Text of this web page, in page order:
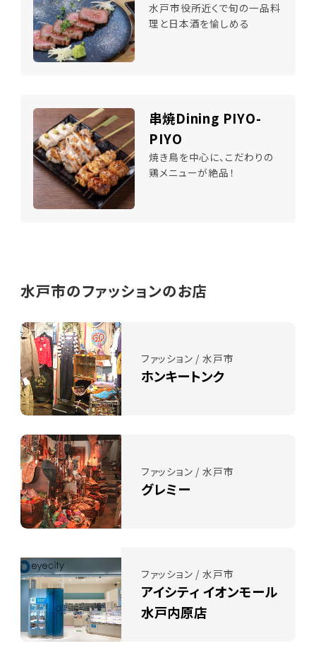
水戸市役所近くで旬の一品料
理と日本酒を愉しめる
串焼Dining PIYO-
PIYO
焼き鳥を中心に、こだわりの
鶏メニューが絶品！
水戸市のファッションのお店
ファッション / 水戸市
ホンキートンク
ファッション / 水戸市
グレミー
ファッション / 水戸市
アイシティ イオンモール
水戸内原店